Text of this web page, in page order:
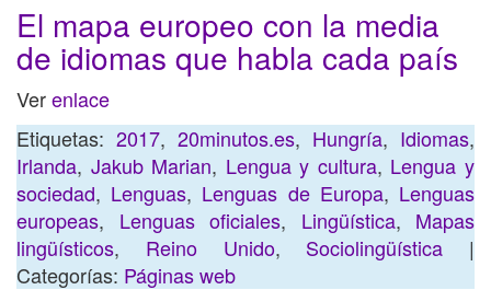
El mapa europeo con la media
de idiomas que habla cada país
Verenlace
Etiquetas: 2017, 20minutos.es, Hungría, Idiomas,
Irlanda, Jakub Marian, Lengua y cultura, Lengua y
sociedad, Lenguas, Lenguas de Europa, Lenguas
europeas, Lenguas oficiales, Lingüística, Mapas
lingüísticos, Reino Unido, Sociolingüística |
Categorías: Páginas web